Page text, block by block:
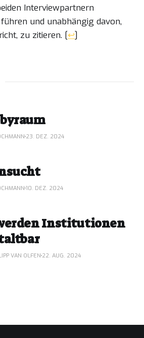
Interviewpartnern
und unabhängig davon,
zu zitieren. [↩]
23. DEZ. 2024
10. DEZ. 2024
Institutionen
VAN OLFEN 22. AUG. 2024